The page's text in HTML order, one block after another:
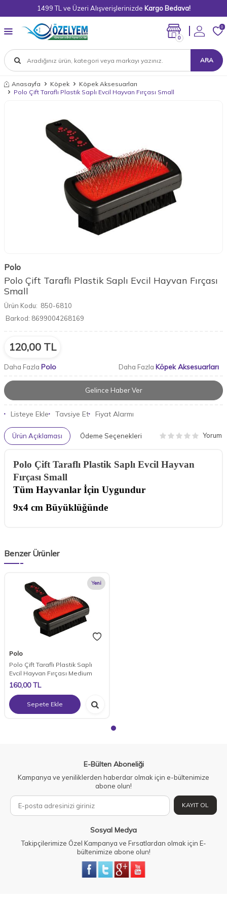
1499 TL ve Üzeri Alışverişlerinizde Kargo Bedava!
ARA
0
0
Anasayfa Köpek
Köpek Aksesuarları
Polo Çift Taraflı Plastik Saplı Evcil Hayvan Fırçası Small
Polo
Polo Çift Taraflı Plastik Saplı Evcil Hayvan Fırçası
Small
Ürün Kodu: 850-6810
Barkod: 8699004268169
120,00 TL
Daha Fazla Polo Daha Fazla Köpek Aksesuarları
Gelince Haber Ver
Listeye Ekle Tavsiye Et Fiyat Alarmı
Ürün Açıklaması Ödeme Seçenekleri Yorum
Polo Çift Taraflı Plastik Saplı Evcil Hayvan
Fırçası Small
Tüm Hayvanlar İçin Uygundur
9x4 cm Büyüklüğünde
Benzer Ürünler
Yeni
Polo
Polo Çift Taraflı Plastik Saplı
Evcil Hayvan Fırçası Medium
160,00TL
Sepete Ekle
E-Bülten Aboneliği
Kampanya ve yeniliklerden haberdar olmak için e-bültenimize
abone olun!
KAYIT OL
Sosyal Medya
Takipçilerimize Özel Kampanya ve Fırsatlardan olmak için E-
bültenimize abone olun!